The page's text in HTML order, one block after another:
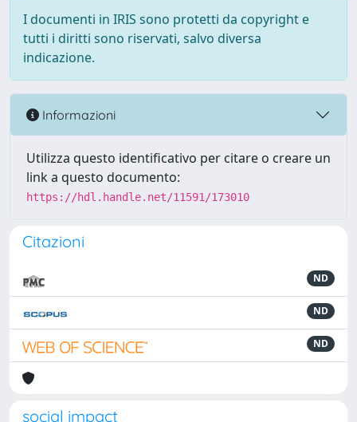
I documenti in IRIS sono protetti da copyright e
tutti i diritti sono riservati, salvo diversa
indicazione.
Informazioni
Utilizza questo identificativo per citare o creare un
link a questo documento:
https://hdl.handle.net/11591/173010
Citazioni
ND
ND
ND
social impact